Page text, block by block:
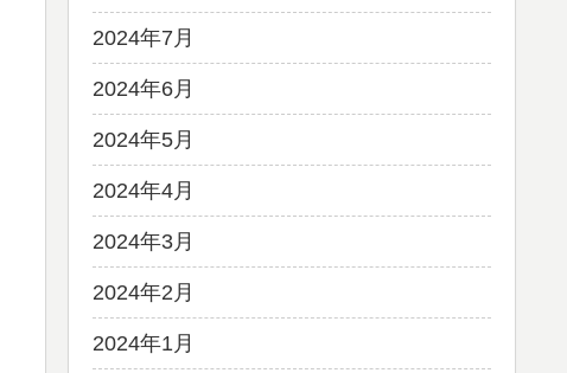
2024年7月
2024年6月
2024年5月
2024年4月
2024年3月
2024年2月
2024年1月